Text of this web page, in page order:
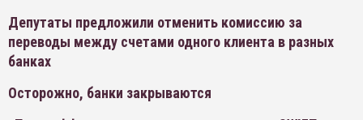
Депутаты предложили отменить комиссию за
переводы между счетами одного клиента в разных
банках
Осторожно, банки закрываются